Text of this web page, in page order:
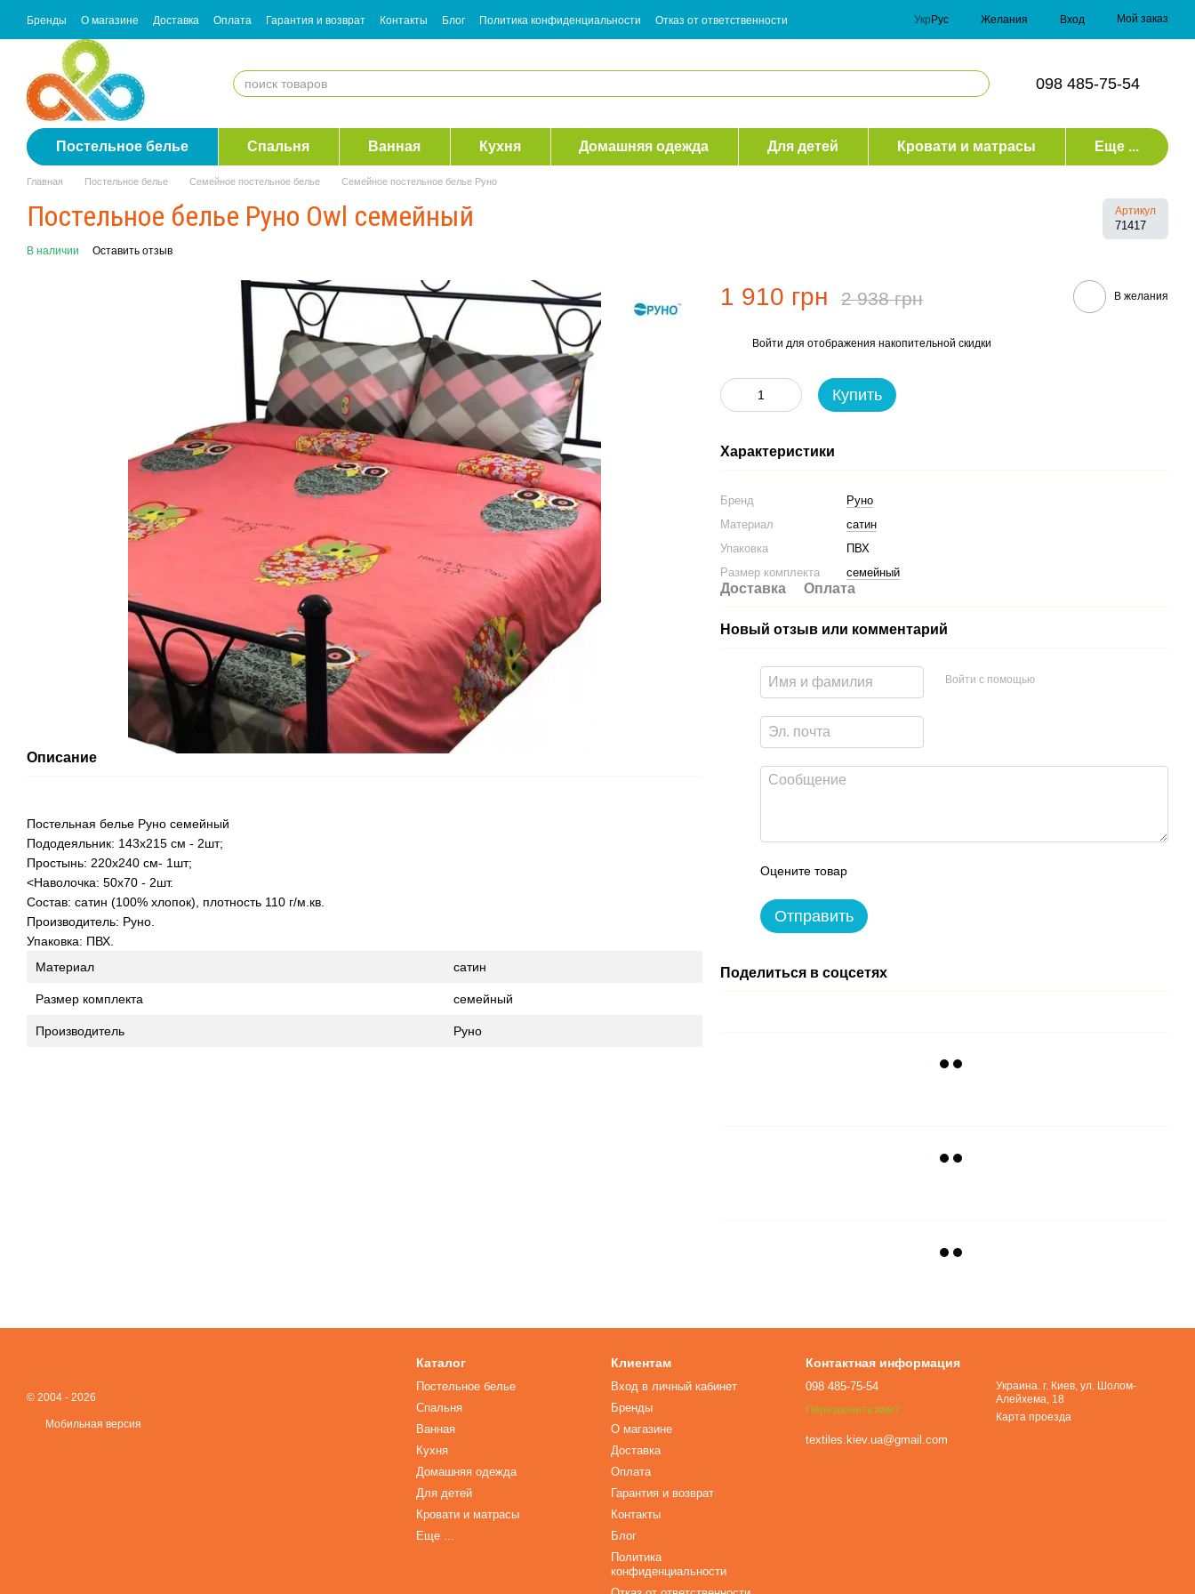
Перейти к основному контенту
Бренды О магазине Доставка Оплата Гарантия и возврат Контакты Блог Политика конфиденциальности
Отказ от ответственности
Согласие с рассылкой
Укр Рус Желания Вход Мой заказ
098 485-75-54
Постельное белье Спальня Ванная Кухня Домашняя одежда Для детей Кровати и матрасы Еще ...
Главная Постельное белье Семейное постельное белье Семейное постельное белье Руно
Постельное белье Руно Owl семейный Артикул
71417
В наличии Оставить отзыв
Описание
Постельная белье Руно семейный
Пододеяльник: 143х215 см - 2шт;
Простынь: 220х240 см- 1шт;
<Наволочка: 50х70 - 2шт.
Состав: сатин (100% хлопок), плотность 110 г/м.кв.
Производитель: Руно.
Упаковка: ПВХ.
Материал
сатин
Размер комплекта семейный
Производитель Руно
1 910 грн 2 938 грн В желания
Войти для отображения накопительной скидки
Купить
Характеристики
Бренд
Руно
Материал
сатин
Упаковка
ПВХ
Размер комплекта
семейный
Доставка Оплата
Новый отзыв или комментарий
Войти с помощью
Оцените товар
Отправить
Поделиться в соцсетях
© 2004 - 2026
Мобильная версия
Каталог
Постельное белье
Спальня
Ванная
Кухня
Домашняя одежда
Для детей
Кровати и матрасы
Еще ...
Клиентам
Вход в личный кабинет
Бренды
О магазине
Доставка
Оплата
Гарантия и возврат
Контакты
Блог
Политика
конфиденциальности
Контактная информация
098 485-75-54
Перезвонить вам?
textiles.kiev.ua@gmail.com
Украина. г. Киев, ул. Шолом-
Алейхема, 18
Карта проезда